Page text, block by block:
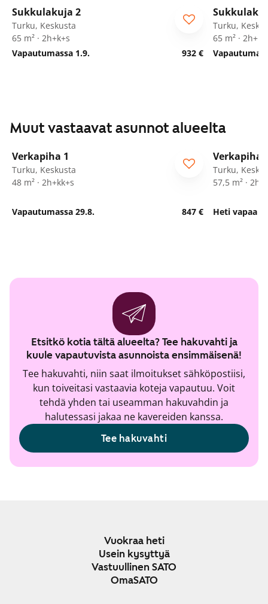
Sukkulakuja 2
Turku, Keskusta
65 m² · 2h+k+s
Vapautumassa 1.9.
932 €
Turku,
65 m² ·
Muut vastaavat asunnot alueelta
Verkapiha 1
Turku, Keskusta
48 m² · 2h+kk+s
Vapautumassa 29.8. 847 €
Verkapiha
Turku,
57,5 m² ·
Heti vapaa
Etsitkö kotia tältä alueelta? Tee hakuvahti ja
kuule vapautuvista asunnoista ensimmäisenä!
Tee hakuvahti, niin saat ilmoitukset sähköpostiisi,
kun toiveitasi vastaavia koteja vapautuu. Voit
tehdä yhden tai useamman hakuvahdin ja
halutessasi jakaa ne kavereiden kanssa.
Tee hakuvahti
Vuokraa heti
Usein kysyttyä
Vastuullinen SATO
OmaSATO